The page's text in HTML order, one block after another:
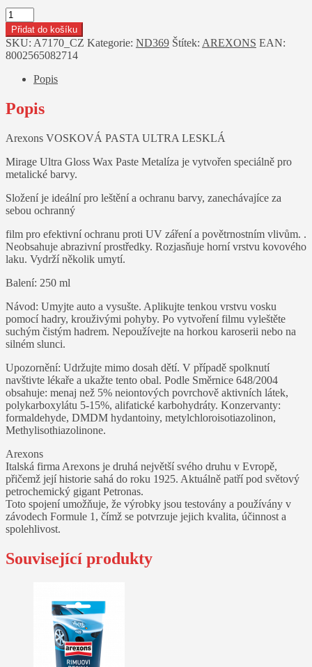
Vosková
pasta
ultra
lesklá
na
metalický
250
ml
Přidat do košíku
SKU: A7170_CZ Kategorie: ND369 Štítek: AREXONS EAN:
8002565082714
Popis
Popis
Arexons VOSKOVÁ PASTA ULTRA LESKLÁ
Mirage Ultra Gloss Wax Paste Metalíza je vytvořen speciálně pro
metalické barvy.
Složení je ideální pro leštění a ochranu barvy, zanechávajíce za
sebou ochranný
film pro efektivní ochranu proti UV záření a povětrnostním vlivům. .
Neobsahuje abrazivní prostředky. Rozjasňuje horní vrstvu kovového
laku. Vydrží několik umytí.
Balení: 250 ml
Návod: Umyjte auto a vysušte. Aplikujte tenkou vrstvu vosku
pomocí hadry, krouživými pohyby. Po vytvoření filmu vyleštěte
suchým čistým hadrem. Nepoužívejte na horkou karoserii nebo na
silném slunci.
Upozornění: Udržujte mimo dosah dětí. V případě spolknutí
navštivte lékaře a ukažte tento obal. Podle Směrnice 648/2004
obsahuje: menaj než 5% neiontových povrchově aktivních látek,
polykarboxylátu 5-15%, alifatické karbohydráty. Konzervanty:
formaldehyde, DMDM hydantoiny, metylchloroisotiazolinon,
Methylisothiazolinone.
Arexons
Italská firma Arexons je druhá největší svého druhu v Evropě,
přičemž její historie sahá do roku 1925. Aktuálně patří pod světový
petrochemický gigant Petronas.
Toto spojení umožňuje, že výrobky jsou testovány a používány v
závodech Formule 1, čímž se potvrzuje jejich kvalita, účinnost a
spolehlivost.
Související produkty